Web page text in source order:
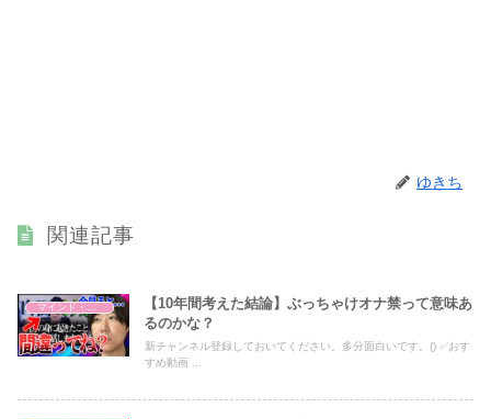
ゆきち
関連記事
マインド・哲学
【10年間考えた結論】ぶっちゃけオナ禁って意味あ
るのかな？
新チャンネル登録しておいてください。多分面白いです。() ✅おす
すめ動画 ...